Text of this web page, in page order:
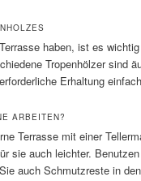
haben, ist es
Tropenhölzer sind
Erhaltung
ARBEITEN?
Terrasse mit einer
sie auch leichter.
auch Schmutzreste in